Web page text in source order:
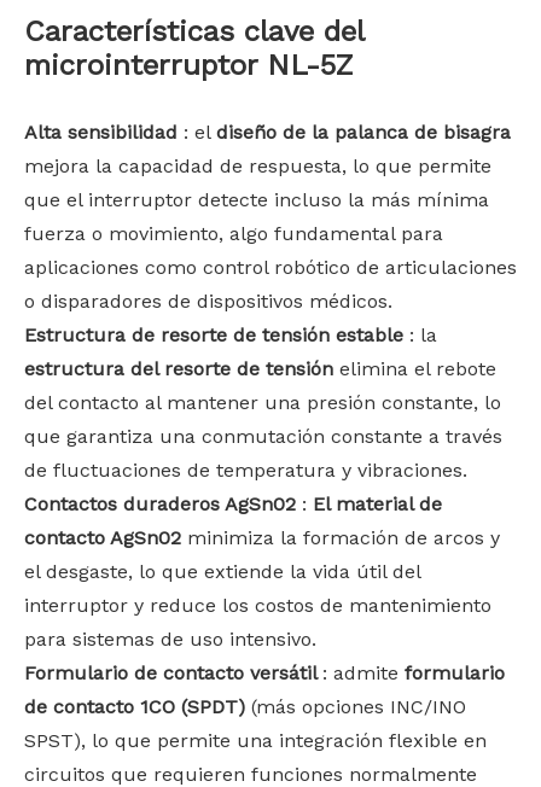
Características clave del
microinterruptor NL-5Z
Alta sensibilidad : el diseño de la palanca de bisagra
mejora la capacidad de respuesta, lo que permite
que el interruptor detecte incluso la más mínima
fuerza o movimiento, algo fundamental para
aplicaciones como control robótico de articulaciones
o disparadores de dispositivos médicos.
Estructura de resorte de tensión estable : la
estructura del resorte de tensión elimina el rebote
del contacto al mantener una presión constante, lo
que garantiza una conmutación constante a través
de fluctuaciones de temperatura y vibraciones.
Contactos duraderos AgSn02 : El material de
contacto AgSn02 minimiza la formación de arcos y
el desgaste, lo que extiende la vida útil del
interruptor y reduce los costos de mantenimiento
para sistemas de uso intensivo.
Formulario de contacto versátil : admite formulario
de contacto 1CO (SPDT) (más opciones INC/INO
SPST), lo que permite una integración flexible en
circuitos que requieren funciones normalmente